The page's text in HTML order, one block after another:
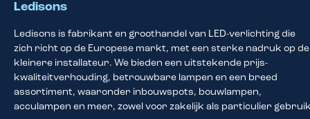
Ledisons
Ledisons is fabrikant en groothandel van LED-verlichting die
zich richt op de Europese markt, met een sterke nadruk op de
kleinere installateur. We bieden een uitstekende prijs-
kwaliteitverhouding, betrouwbare lampen en een breed
assortiment, waaronder inbouwspots, bouwlampen,
acculampen en meer, zowel voor zakelijk als particulier